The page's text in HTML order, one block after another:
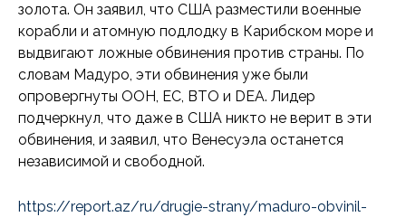
золота. Он заявил, что США разместили военные
корабли и атомную подлодку в Карибском море и
выдвигают ложные обвинения против страны. По
словам Мадуро, эти обвинения уже были
опровергнуты ООН, ЕС, ВТО и DEA. Лидер
подчеркнул, что даже в США никто не верит в эти
обвинения, и заявил, что Венесуэла останется
независимой и свободной.
https://report.az/ru/drugie-strany/maduro-obvinil-